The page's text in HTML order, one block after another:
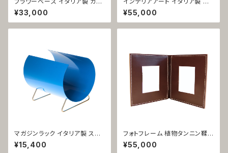
ス ティー 1021
¥33,000
ォト額装 ヨーロッパ風 ベネチア
風景 1426
¥55,000
マガジンラック イタリア製 スチ
¥15,400
フォトフレーム 植物タンニン鞣し
革 イタリア製 ブラウン 1枚飾れ
る見開き型 リブロ 1086
¥55,000